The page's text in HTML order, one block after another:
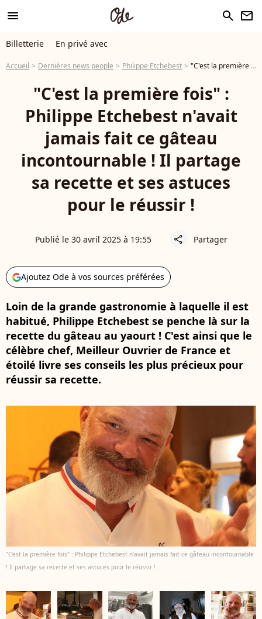
menu search newsletter
Billetterie En privé avec
Accueil Dernières news people Philippe Etchebest "C'est la première fois" : Philippe Etchebest n'avait jamais fait ce gâteau incontournable ! Il partage sa recette et ses astuces pour le réussir !
"C'est la première fois" :
Philippe Etchebest n'avait
jamais fait ce gâteau
incontournable ! Il partage
sa recette et ses astuces
pour le réussir !
Publié le 30 avril 2025 à 19:55 share Partager
Ajoutez Ode à vos sources préférées
Loin de la grande gastronomie à laquelle il est
habitué, Philippe Etchebest se penche là sur la
recette du gâteau au yaourt ! C'est ainsi que le
célèbre chef, Meilleur Ouvrier de France et
étoilé livre ses conseils les plus précieux pour
réussir sa recette.
"C'est la première fois" : Philippe Etchebest n'avait jamais fait ce gâteau incontournable
! Il partage sa recette et ses astuces pour le réussir !